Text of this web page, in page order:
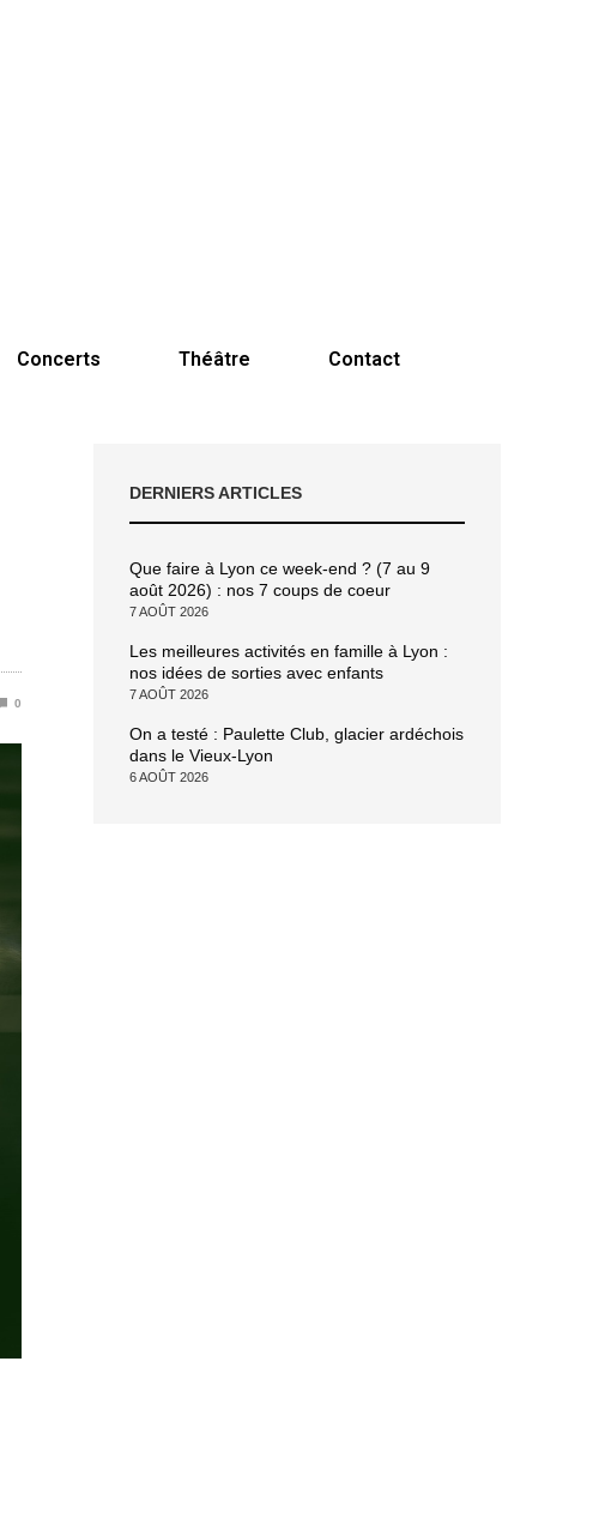
Concerts Théâtre Contact
0
DERNIERS ARTICLES
Que faire à Lyon ce week-end ? (7 au 9
août 2026) : nos 7 coups de coeur
7 AOÛT 2026
Les meilleures activités en famille à Lyon :
nos idées de sorties avec enfants
7 AOÛT 2026
On a testé : Paulette Club, glacier ardéchois
dans le Vieux-Lyon
6 AOÛT 2026